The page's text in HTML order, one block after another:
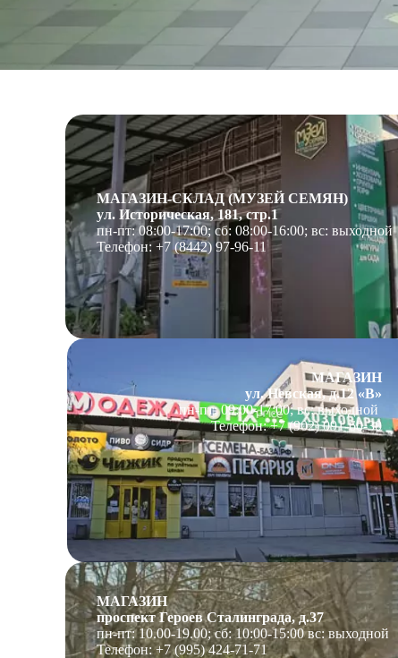
МАГАЗИН-СКЛАД (МУЗЕЙ СЕМЯН)
ул. Историческая, 181, стр.1
пн-пт: 08:00-17:00; сб: 08:00-16:00; вс: выходной
Телефон: +7 (8442) 97-96-11
МАГАЗИН
ул. Невская, д.12 «В»
пн-пт: 09:00-17:00; вс: выходной
Телефон: +7 (902) 091-60-30
МАГАЗИН
проспект Героев Сталинграда, д.37
пн-пт: 10.00-19.00; сб: 10:00-15:00 вс: выходной
Телефон: +7 (995) 424-71-71